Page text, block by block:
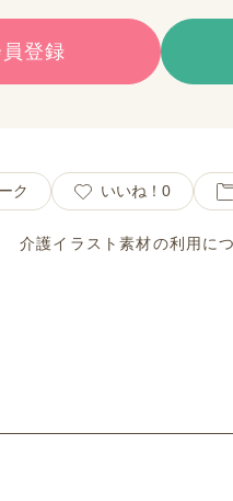
登録
ク いいね！ 0
介護イラスト素材の利用に